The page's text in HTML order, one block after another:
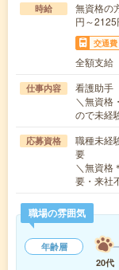
時給
無資格の
円～
交通費
全額支給
仕事内容
看護助手
＼無資格
ので未経
応募資格
職種未経
要
＼無資格
要・来社
職場の雰囲気
年齢層
20代